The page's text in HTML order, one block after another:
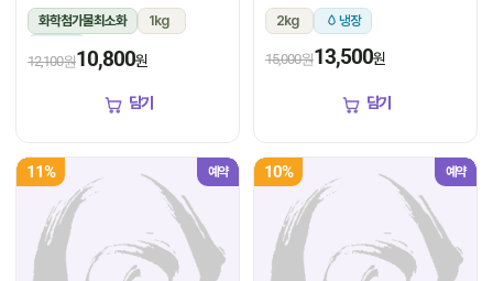
화학첨가물최소화
1kg
12,100원10,800원
담기
2kg 냉장
15,000원13,500원
담기
11% 예약 10% 예약